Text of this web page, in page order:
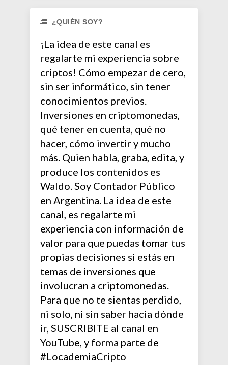
¿QUIÉN SOY?
¡La idea de este canal es
regalarte mi experiencia sobre
criptos! Cómo empezar de cero,
sin ser informático, sin tener
conocimientos previos.
Inversiones en criptomonedas,
qué tener en cuenta, qué no
hacer, cómo invertir y mucho
más. Quien habla, graba, edita, y
produce los contenidos es
Waldo. Soy Contador Público
en Argentina. La idea de este
canal, es regalarte mi
experiencia con información de
valor para que puedas tomar tus
propias decisiones si estás en
temas de inversiones que
involucran a criptomonedas.
Para que no te sientas perdido,
ni solo, ni sin saber hacia dónde
ir, SUSCRIBITE al canal en
YouTube, y forma parte de
#LocademiaCripto